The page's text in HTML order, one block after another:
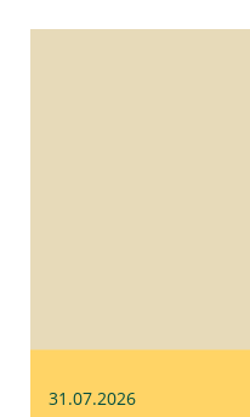
31.07.2026